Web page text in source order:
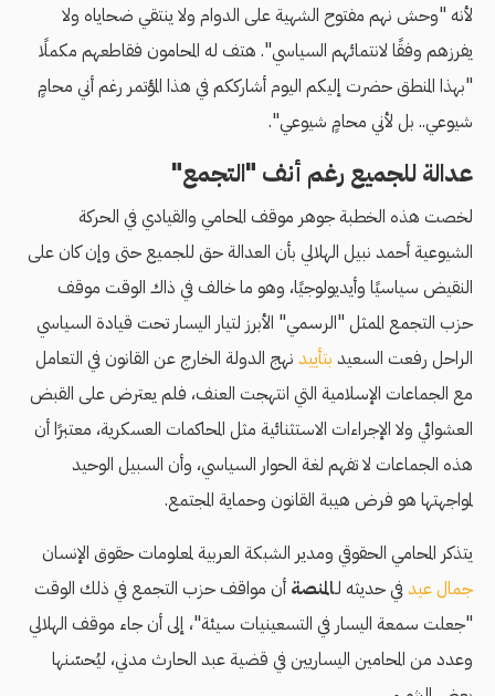
لأنه "وحش نهم مفتوح الشهية على الدوام ولا ينتقي ضحاياه ولا
يفرزهم وفقًا لانتمائهم السياسي". هتف له المحامون فقاطعهم مكملًا
"بهذا المنطق حضرت إليكم اليوم أشارككم في هذا المؤتمر رغم أني محامٍ
شيوعي.. بل لأني محامٍ شيوعي".
عدالة للجميع رغم أنف "التجمع"
لخصت هذه الخطبة جوهر موقف المحامي والقيادي في الحركة
الشيوعية أحمد نبيل الهلالي بأن العدالة حق للجميع حتى وإن كان على
النقيض سياسيًا وأيديولوجيًا، وهو ما خالف في ذاك الوقت موقف
حزب التجمع الممثل "الرسمي" الأبرز لتيار اليسار تحت قيادة السياسي
الراحل رفعت السعيد بتأييد نهج الدولة الخارج عن القانون في التعامل
مع الجماعات الإسلامية التي انتهجت العنف، فلم يعترض على القبض
العشوائي ولا الإجراءات الاستثنائية مثل المحاكمات العسكرية، معتبرًا أن
هذه الجماعات لا تفهم لغة الحوار السياسي، وأن السبيل الوحيد
لمواجهتها هو فرض هيبة القانون وحماية المجتمع.
يتذكر المحامي الحقوقي ومدير الشبكة العربية لمعلومات حقوق الإنسان
جمال عيدفي حديثه لـالمنصة أن مواقف حزب التجمع في ذلك الوقت
"جعلت سمعة اليسار في التسعينيات سيئة"، إلى أن جاء موقف الهلالي
وعدد من المحامين اليساريين في قضية عبد الحارث مدني، ليُحسّنها